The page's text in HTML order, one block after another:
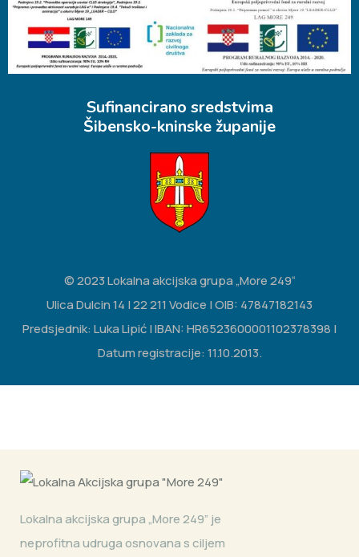
Sufinancirano sredstvima
Šibensko-kninske županije
© 2023 Lokalna akcijska grupa „More 249“
Ulica Dulcin 14 | 22 211 Vodice | OIB: 47847182143
Predsjednik: Luka Lipić | IBAN: HR6523600001102378398 |
Datum registracije: 11.10.2013.
Lokalna akcijska grupa „More 249” je
neprofitna udruga osnovana s ciljem